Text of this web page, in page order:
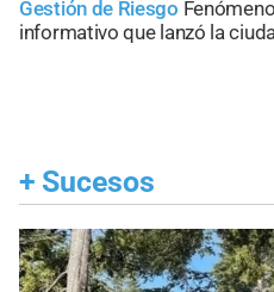
Gestión de Riesgo
informativo que lanzó la
+ Sucesos